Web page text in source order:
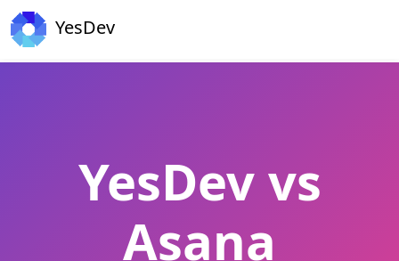
YesDev
YesDev vs
Asana